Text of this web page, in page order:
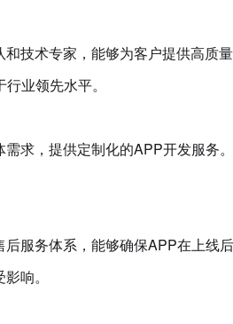
技术专家，能够为客户提供高质
业领先水平。
求，提供定制化的APP开发服务
服务体系，能够确保APP在上线
响。